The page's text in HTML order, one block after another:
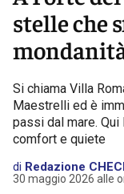
stelle che
Si chiama Villa
Maestrelli ed è
passi dal mare.
comfort e quiete
di Redazione
30 maggio 2026 alle